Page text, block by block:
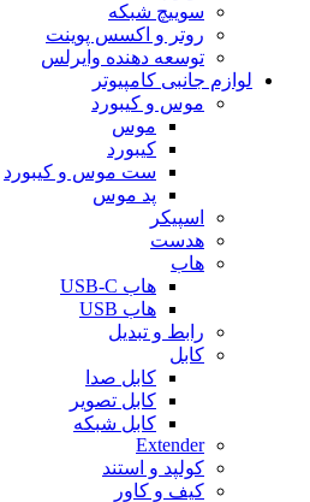
سوییچ شبکه
روتر و اکسس پوینت
توسعه دهنده وایرلس
لوازم جانبی کامپیوتر
موس و کیبورد
موس
کیبورد
ست موس و کیبورد
پد موس
اسپیکر
هدست
هاب
هاب USB-C
هاب USB
رابط و تبدیل
کابل
کابل صدا
کابل تصویر
کابل شبکه
Extender
کولپد و استند
کیف و کاور